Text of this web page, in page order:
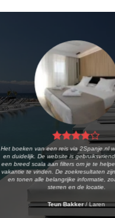
Het boeken van een reis via 2Spanje.nl
en duidelijk. De website is
een breed scala aan filters om je te
vakantie te vinden. De zoekresultaten zijn
en tonen alle belangrijke informatie,
sterren en de locatie.
Teun Bakker /Laren